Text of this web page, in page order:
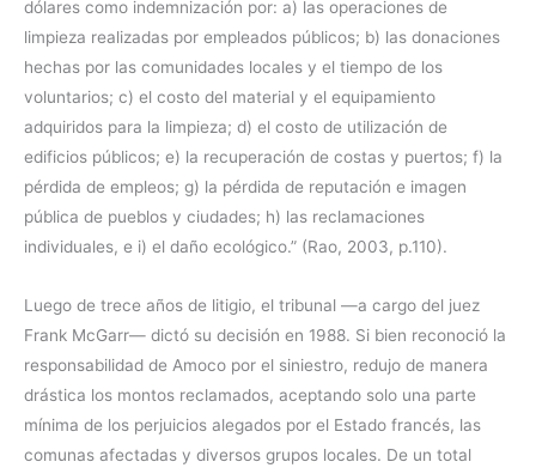
dólares como indemnización por: a) las operaciones de
limpieza realizadas por empleados públicos; b) las donaciones
hechas por las comunidades locales y el tiempo de los
voluntarios; c) el costo del material y el equipamiento
adquiridos para la limpieza; d) el costo de utilización de
edificios públicos; e) la recuperación de costas y puertos; f) la
pérdida de empleos; g) la pérdida de reputación e imagen
pública de pueblos y ciudades; h) las reclamaciones
individuales, e i) el daño ecológico.” (Rao, 2003, p.110).
Luego de trece años de litigio, el tribunal —a cargo del juez
Frank McGarr— dictó su decisión en 1988. Si bien reconoció la
responsabilidad de Amoco por el siniestro, redujo de manera
drástica los montos reclamados, aceptando solo una parte
mínima de los perjuicios alegados por el Estado francés, las
comunas afectadas y diversos grupos locales. De un total